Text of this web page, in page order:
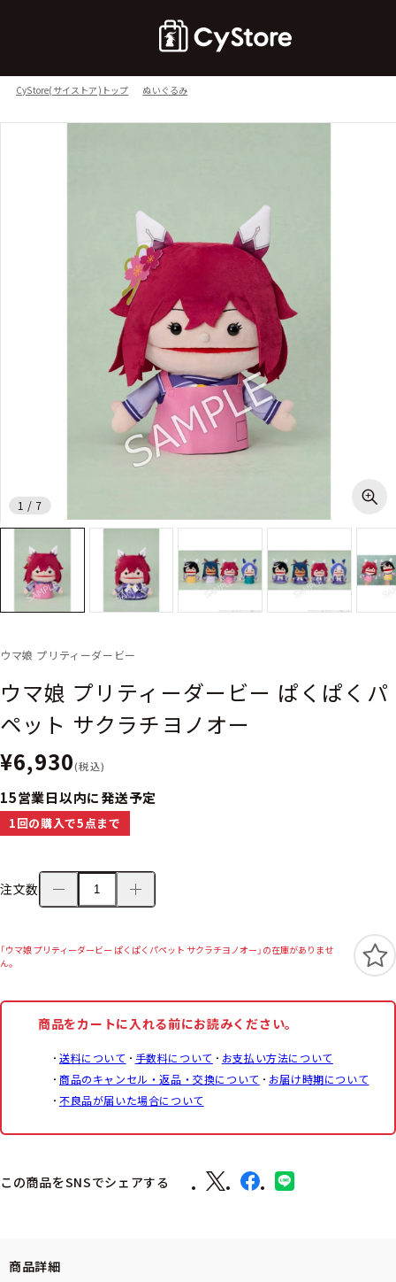
CyStore(サイストア)トップ ぬいぐるみ
1 / 7
ウマ娘 プリティーダービー
ウマ娘 プリティーダービー ぱくぱくパ
ペット サクラチヨノオー
¥6,930(税込)
15営業日以内に発送予定
1回の購入で5点まで
注文数
「ウマ娘 プリティーダービー ぱくぱくパペット サクラチヨノオー」の在庫がありませ
ん。
商品をカートに入れる前にお読みください。
送料について 手数料について
お支払い方法について
商品のキャンセル・返品・交換について
お届け時期について
不良品が届いた場合について
この商品をSNSでシェアする
商品詳細